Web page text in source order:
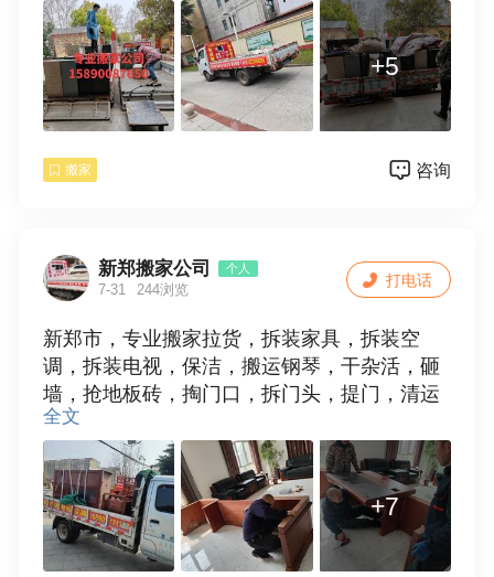
+5
搬家 咨询
新郑搬家公司 个人
7-31 244浏览
新郑市，专业搬家拉货，拆装家具，拆装空
调，拆装电视，保洁，搬运钢琴，干杂活，砸
墙，抢地板砖，掏门口，拆门头，提门，清运
垃圾，欢迎使用。15538109881
全文
+7
打电话